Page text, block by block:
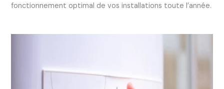
fonctionnement optimal de vos installations toute l’année.